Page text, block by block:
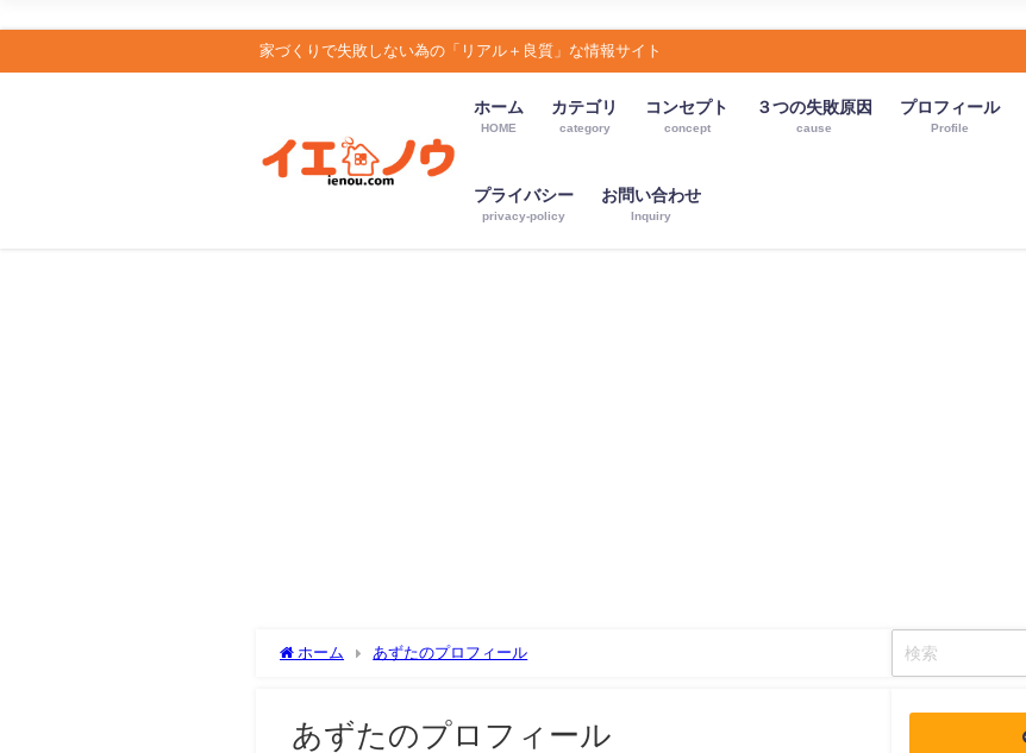
家づくりで失敗しない為の「リアル＋良質」な情報サイト
ホーム
HOME
カテゴリ
category
コンセプト
concept
３つの失敗原因
cause
プロフィール
Profile
プライバシー
privacy-policy
お問い合わせ
Inquiry
ホーム あずたのプロフィール
あずたのプロフィール